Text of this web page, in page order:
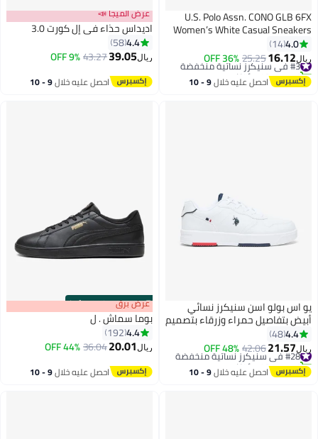
4
U.S. Polo Assn. CONO GLB 6FX
Women’s White Casual Sneakers
with Gum Sole – Classic Lace-Up
Shoes
4.0
14
ريال16.12
25.25
36% OFF #3 في سنيكرز نسائية منخفضة
تم بيع +40 مؤخرًا
#3 في سنيكرز نسائية منخفضة احصل عليه خلال 9 - 10
7
عرض الميجا 📣
اديداس حذاء في إل كورت 3.0
4.4
58
ريال39.05
43.27
9% OFF
احصل عليه خلال 9 - 10
يو اس بولو اسن سنيكرز نسائي
أبيض بتفاصيل حمراء وزرقاء بتصميم
أنيق ومريح للاستخدام اليومي
4.4
48
ريال21.57
42.06
48% OFF #28 في سنيكرز نسائية منخفضة
تم بيع +40 مؤخرًا
#28 في سنيكرز نسائية منخفضة احصل عليه خلال 9 - 10
00m:00s
·
100% Left
4
عرض برق
بوما سماش . ل
4.4
192
ريال20.01
36.04
44% OFF
احصل عليه خلال 9 - 10